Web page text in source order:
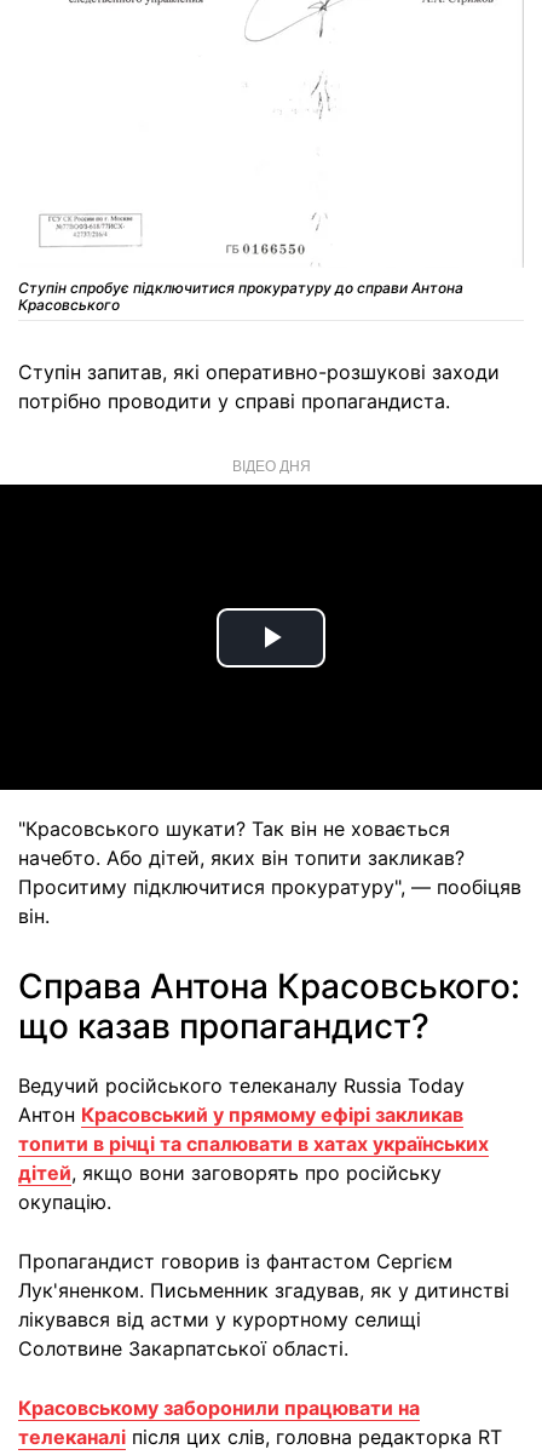
Ступін спробує підключитися прокуратуру до справи Антона
Красовського
Ступін запитав, які оперативно-розшукові заходи
потрібно проводити у справі пропагандиста.
ВІДЕО ДНЯ
Play
"Красовського шукати? Так він не ховається
начебто. Або дітей, яких він топити закликав?
Проситиму підключитися прокуратуру", — пообіцяв
він.
Справа Антона Красовського:
що казав пропагандист?
Ведучий російського телеканалу Russia Today
Антон Красовський у прямому ефірі закликав
топити в річці та спалювати в хатах українських
дітей, якщо вони заговорять про російську
окупацію.
Пропагандист говорив із фантастом Сергієм
Лук'яненком. Письменник згадував, як у дитинстві
лікувався від астми у курортному селищі
Солотвине Закарпатської області.
Красовському заборонили працювати на
телеканалі після цих слів, головна редакторка RT